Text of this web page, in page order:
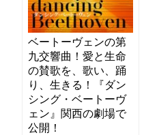
ベートーヴェンの第
九交響曲！愛と生命
の賛歌を、歌い、踊
り、生きる！『ダン
シング・ベートーヴ
ェン』関西の劇場で
公開！